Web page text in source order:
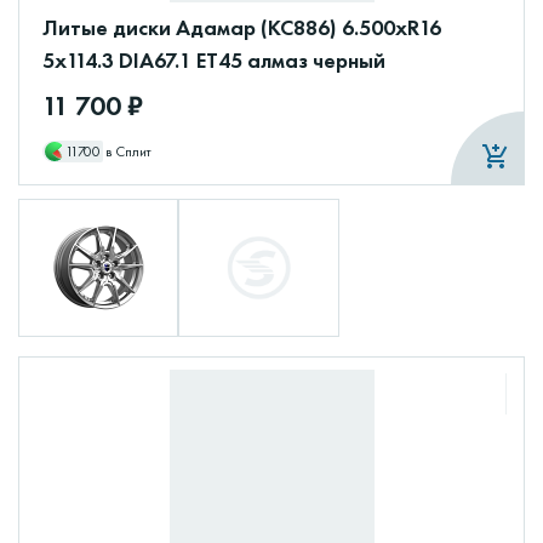
Литые диски Адамар (КС886) 6.500xR16
5x114.3 DIA67.1 ET45 алмаз черный
11 700 ₽
11700 в Сплит